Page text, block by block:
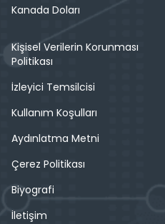
Kanada Doları
Kişisel Verilerin Korunması
Politikası
İzleyici Temsilcisi
Kullanım Koşulları
Aydınlatma Metni
Çerez Politikası
Biyografi
İletişim